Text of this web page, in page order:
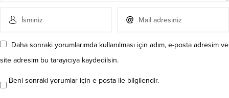
Daha sonraki yorumlarımda kullanılması için adım, e-posta adresim ve
site adresim bu tarayıcıya kaydedilsin.
Beni sonraki yorumlar için e-posta ile bilgilendir.